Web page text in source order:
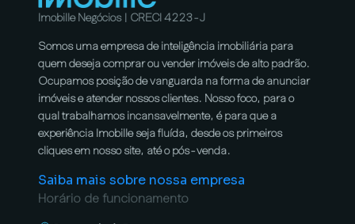
Imobille Negócios | CRECI 4223-J
Somos uma empresa de inteligência imobiliária para
quem deseja comprar ou vender imóveis de alto padrão.
Ocupamos posição de vanguarda na forma de anunciar
imóveis e atender nossos clientes. Nosso foco, para o
qual trabalhamos incansavelmente, é para que a
experiência Imobille seja fluída, desde os primeiros
cliques em nosso site, até o pós-venda.
Saiba mais sobre nossa empresa
Horário de funcionamento